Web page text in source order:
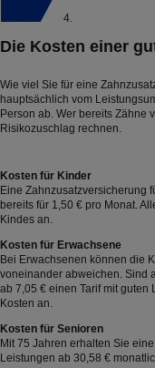
4.
Die Kosten einer
Wie viel Sie für eine
hauptsächlich vom
Person ab. Wer bereits Zähne
Risikozuschlag rechnen.
Kosten für Kinder
Eine Zahnzusatzversicherung
bereits für 1,50 € pro Monat.
Kindes an.
Kosten für Erwachsene
Bei Erwachsenen können die
voneinander abweichen. Sind
ab 7,05 € einen Tarif mit guten
Kosten an.
Kosten für Senioren
Mit 75 Jahren erhalten Sie
Leistungen ab 30,58 €